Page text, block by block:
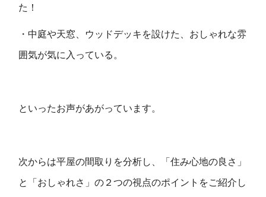
た！
・中庭や天窓、ウッドデッキを設けた、おしゃれな雰
囲気が気に入っている。
といったお声があがっています。
次からは平屋の間取りを分析し、「住み心地の良さ」
と「おしゃれさ」の２つの視点のポイントをご紹介し